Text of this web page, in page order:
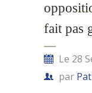
fait pas
Le 28
par